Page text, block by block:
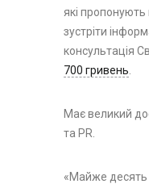
які
зустріти
консультація
700 гривень
Має великий
та PR.
«Майже десять